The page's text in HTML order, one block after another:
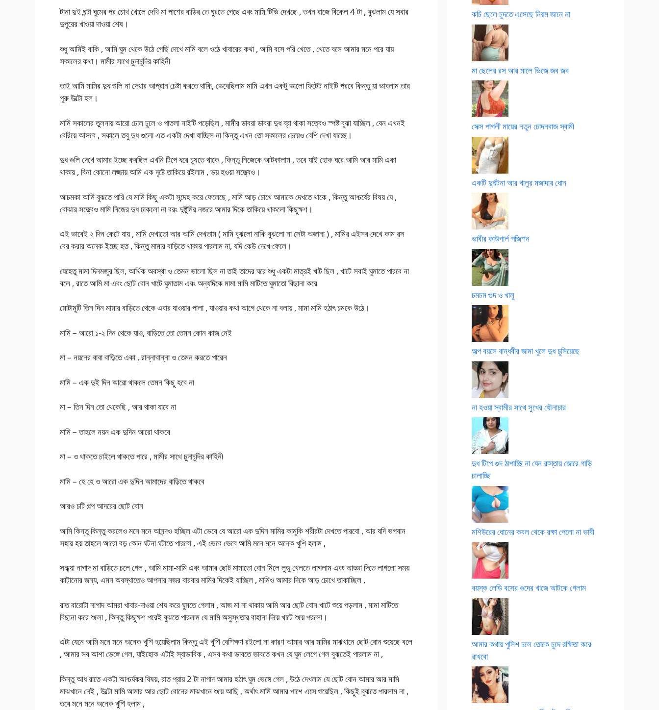
টানা দুই ঘন্টা ঘুমের পর চোখ খোলে দেখি মা পাশের বাড়ির তে ঘুরতে গেছে এবং মামি টিভি দেখছে , তখন বাজে বিকেল 4 টা , বুঝলাম যে সবার
দুপুরের খাওয়া দাওয়া শেষ।
শুধু আমিই বাকি , আমি ঘুম থেকে উঠে গেছি দেখে মামি বলে ওঠে খাবারের কথা , আমি বসে পরি খেতে , খেতে বসে আমার মনে পরে যায়
সকালের কথা। মামীর সাথে চুদাচুদির কাহিনী
তাই আমি মামির দুধ গুলি না দেখার আপ্রান চেষ্টা করতে থাকি, ভেবেছিলাম মামি এখন একটু ভালো ফিটেট নাইটি পরবে কিন্তু যা ভাবলাম তার
পুরু উল্টো হল।
মামি সকালের তুলনায় আরো ঢোল ঢুলে ও পাতলা নাইটি পড়েছিল , মামীর ডাবরা ডাবরা দুধ ব্রা থাকা সত্বেও স্পষ্ট বুঝা যাচ্ছিল , যেন এখনই
বেরিয়ে আসবে , সকালে তবু দুধ গুলো এত একটা দেখা যাচ্ছিল না কিন্তু এখন তো সকালের চেয়েও বেশি দেখা যাচ্ছে।
দুধ গুলি দেখে আমার ইচ্ছে করছিল এখনি টিপে ধরে চুষতে থাকে , কিন্তু নিজেকে আটকালাম , তবে যাই হোক ঘরে আমি আর মামি একা
থাকায় , বিনা কোনো লজ্জায় আমি এক দৃষ্টে তাকিয়ে রইলাম , ভয় হওয়া সত্ত্বেও।
আচমকা আমি বুঝতে পারি যে মামি কিছু একটা সন্দেহ করে ফেলেছে , মামি আড় চোখে আমাকে দেখতে থাকে , কিন্তু আশ্চর্যের বিষয় যে ,
বোঝার সত্ত্বেও মামি নিজের দুধ ঢাকলো না বরং দুষ্টুমির নজরে আমার দিকে তাকিয়ে থাকলো কিছুক্ষণ।
এই ভাবেই ২ দিন কেটে যায় , মামি দেখাতো আর আমি দেখতাম ( মামি বুঝলো নাকি বুঝলো না সেটা অজানা ) , মামির এইসব দেখে কাম রস
বের করার অনেক ইচ্ছে হত , কিন্তু মামার বাড়িতে থাকায় পারলাম না, যদি কেউ দেখে ফেলে।
যেহেতু মামা দিনমজুর ছিল, আর্থিক অবস্থা ও তেমন ভালো ছিল না তাই তাদের ঘরে শুধু একটা মাত্রই খাট ছিল , খাটে সবাই ঘুমাতে পারবে না
বলে , রাতে আমি মা এবং ছোট বোন খাটে ঘুমাতাম এবং অন্যদিকে মামা মামি মাটিতে ঘুমাতো বিছানা করে
মোটামুটি তিন দিন মামার বাড়িতে থেকে এবার যাওয়ার পালা , যাওয়ার কথা আগে থেকে না বলায় , মামা মামি হঠাৎ চমকে উঠে।
মামি – আরো ১-২ দিন থেকে যাও, বাড়িতে তো তেমন কোন কাজ নেই
মা – নয়নের বাবা বাড়িতে একা , রান্নাবান্না ও তেমন করতে পারেন
মামি – এক দুই দিন আরো থাকলে তেমন কিছু হবে না
মা – তিন দিন তো থেকেছি , আর থাকা যাবে না
মামি – তাহলে নয়ন এক দুদিন আরো থাকবে
মা – ও থাকতে চাইলে থাকতে পারে , মামীর সাথে চুদাচুদির কাহিনী
মামি – হে হে ও আরো এক দুদিন আমাদের বাড়িতে থাকবে
আরও চটি গল্প আদরের ছোট বোন
আমি কিন্তু কিন্তু করলেও মনে মনে আনন্দও হচ্ছিল এটা ভেবে যে আরো এক দুদিন মামির কামুকি শরীরটা দেখতে পারবো , আর যদি ভগবান
সহায় হয় তাহলে আরো বড় কোন ঘটনা ঘটাতে পারবো , এই ভেবে ভেবে আমি মনে মনে অনেক খুশি হলাম ,
সন্ধ্যা নাগাদ মা বাড়িতে চলে গেল , আমি মামা-মামি এবং আমার ছোট মামাতো বোন মিলে লুডু খেলতে লাগলাম এবং আড্ডা দিতে লাগলো সময়
কাটানোর জন্য, এমন অবস্থাতেও আপনার নজর বারবার মামির দিকেই যাচ্ছিল , মামিও আমার দিকে আড় চোখে তাকাচ্ছিল ,
রাত বারোটা নাগাদ আমরা খাবার-দাওয়া শেষ করে ঘুমতে গেলাম , আজ মা না থাকায় আমি আর ছোট বোন খাটে শুয়ে পড়লাম , মামা মাটিতে
বিছানা করে শুলো , কিন্তু কিছুক্ষণ পরেই বুঝতে পারলাম যে মামি অসুস্থতার বাহানা দিয়ে খাটে শুয়ে পরলো।
এটা যেনে আমি মনে মনে অনেক খুশি হয়েছিলাম কিন্তু এই খুশি বেশিক্ষণ রইলো না কারণ আমার আর মামির মাঝখানে ছোট বোন শুয়েছে বলে
, আমার সব আশা ভেঙ্গে গেল, যাইহোক এটাই স্বাভাবিক , এসব কথা ভাবতে ভাবতে কখন যে ঘুম লেগে গেল বুঝতেই পারলাম না ,
কিন্তু আধ রাতে একটা আশ্চর্যকর বিষয়, রাত প্রায় 2 টা নাগাদ আমার হঠাৎ ঘুম ভেঙ্গে গেল , উঠে দেখলাম যে ছোট বোন আমার আর মামি
মাঝখানে নেই , উল্টো মামি আমার আর ছোট বোনের মাঝখানে শুয়ে আছি , অর্থাৎ মামি আমার পাশে এসে শুয়েছিল , কিছুই বুঝতে পারলাম না ,
তবে মনে মনে অনেক খুশি হলাম ,
কচি ছেলে চুদতে এসেছে নিয়ম জানে না
মা ছেলের রস আর মালে ভিজে জব জব
সেক্স পাগলী মায়ের নতুন চোদনবাজ স্বামী
একটি দুর্ঘটনা আর খালুর মজাদার ধোন
ভাবীর কাউগার্ল পজিশন
চমচম গুদ ও খালু
অল্প বয়সে বান্ধবীর জামা খুলে দুধ চুসিয়েছে
না হওয়া স্বামীর সাথে সুখের যৌনাচার
দুধ টিপে গুদ ঠাপাচ্ছি না যেন রাস্তায় জোরে গাড়ি
চালাচ্ছি
মশিউরের ধোনের কবল থেকে রক্ষা পেলো না ভাবী
বয়স্ক লেডি বসের গুদের খাজে আটকে গেলাম
আমার কথায় পুলিশ চলে তোকে চুদে রক্ষিতা করে
রাখবো